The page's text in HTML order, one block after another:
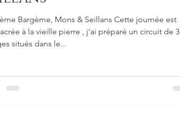
Bargème, Mons & Seillans Cette journée est
à la vieille pierre , j'ai préparé un circuit de 3
situés dans le...